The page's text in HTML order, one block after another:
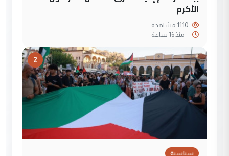
الأكرم
--منذ 16 ساعة
2
سياسية